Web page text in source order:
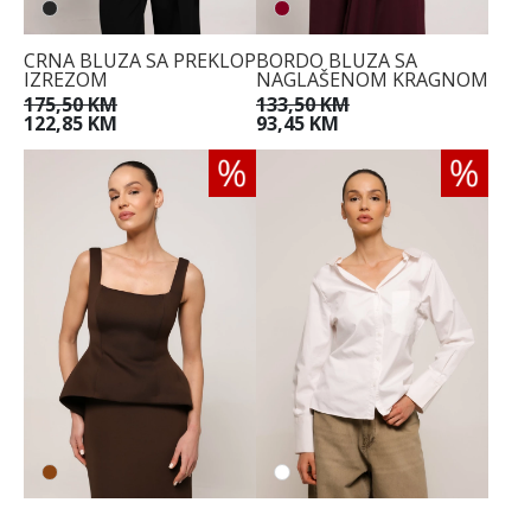
CRNA BLUZA SA PREKLOP
IZREZOM
175,50 KM
122,85 KM
BORDO BLUZA SA
NAGLAŠENOM KRAGNOM
133,50 KM
93,45 KM